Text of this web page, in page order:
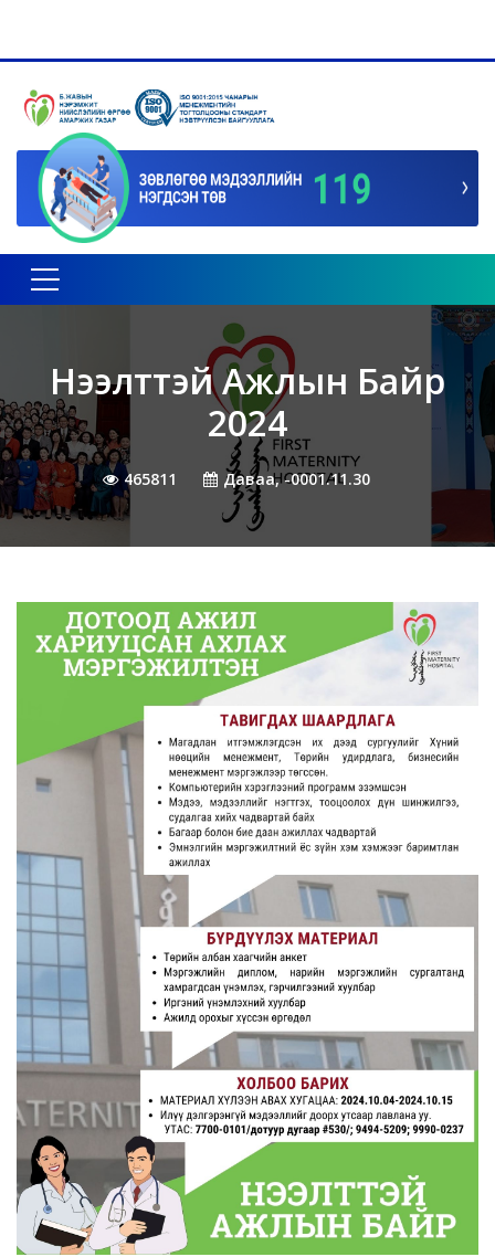
Toggle navigation
Нээлттэй Ажлын Байр
2024
465811 Даваа, -0001.11.30